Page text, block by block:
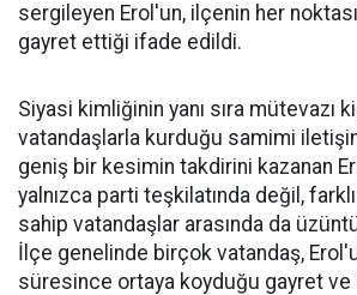
sergileyen Erol'un, ilçenin her
gayret ettiği ifade edildi.
Siyasi kimliğinin yanı sıra mütevazı
vatandaşlarla kurduğu samimi
geniş bir kesimin takdirini kazanan
yalnızca parti teşkilatında değil,
sahip vatandaşlar arasında da
İlçe genelinde birçok vatandaş,
süresince ortaya koyduğu gayret ve